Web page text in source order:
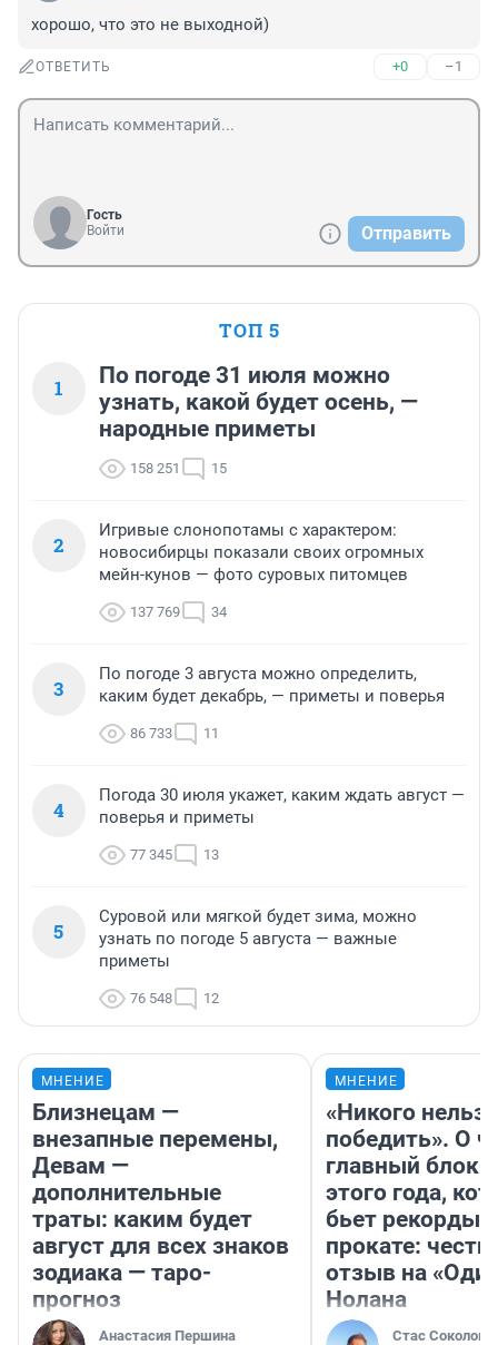
хорошо, что это не выходной)
ОТВЕТИТЬ +0 –1
Гость
Войти
Отправить
ТОП 5
1
По погоде 31 июля можно
узнать, какой будет осень, —
народные приметы
158 251 15
2
Игривые слонопотамы с характером:
новосибирцы показали своих огромных
мейн-кунов — фото суровых питомцев
137 769 34
3
По погоде 3 августа можно определить,
каким будет декабрь, — приметы и поверья
86 733 11
4
Погода 30 июля укажет, каким ждать август —
поверья и приметы
77 345 13
5
Суровой или мягкой будет зима, можно
узнать по погоде 5 августа — важные
приметы
76 548 12
МНЕНИЕ
Близнецам —
внезапные перемены,
Девам —
дополнительные
траты: каким будет
август для всех знаков
зодиака — таро-
прогноз
Анастасия Першина
МНЕНИЕ
«Никого нельзя
победить». О
главный
этого года,
бьет рекорды в
прокате:
отзыв на
Нолана
Стас Соколов